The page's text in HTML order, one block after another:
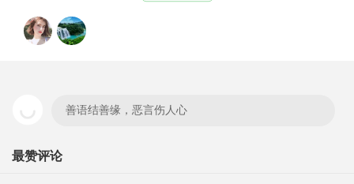
善语结善缘，恶言伤人心
最赞评论